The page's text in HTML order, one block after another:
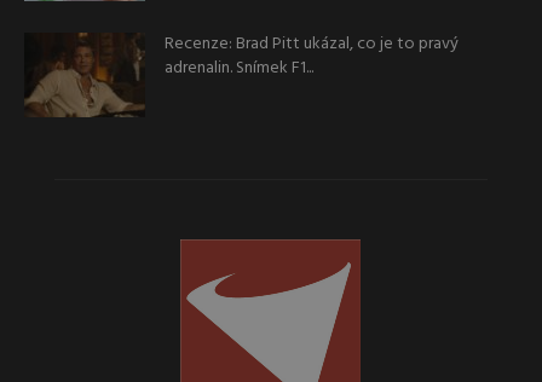
Recenze: Brad Pitt ukázal, co je to pravý
adrenalin. Snímek F1...